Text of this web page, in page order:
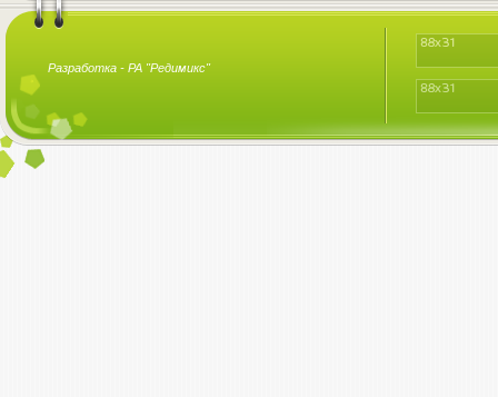
Разработка - РА "Редимикс"